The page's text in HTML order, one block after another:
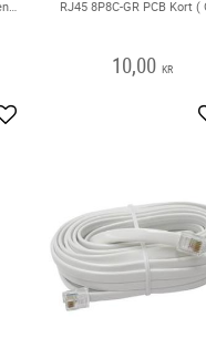
Add to favorites
10,00 KR